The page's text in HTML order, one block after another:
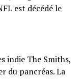
est décédé le
indie The Smiths,
du pancréas. La